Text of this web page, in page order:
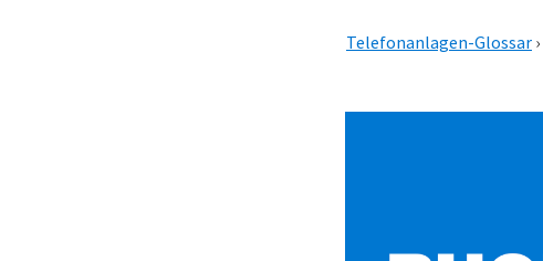
Telefonanlagen-Glossar ›